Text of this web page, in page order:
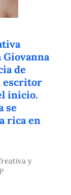
Giovanna
de
escritor
inicio.
se
rica en
y